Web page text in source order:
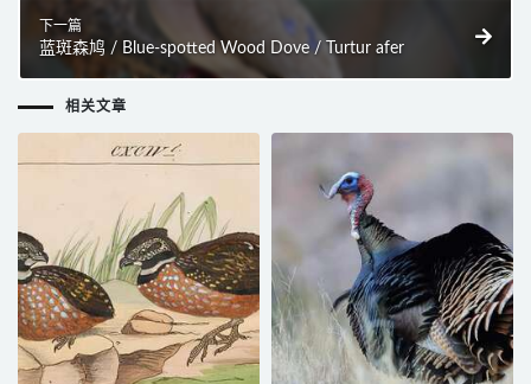
下一篇
蓝斑森鸠 / Blue-spotted Wood Dove / Turtur afer
相关文章